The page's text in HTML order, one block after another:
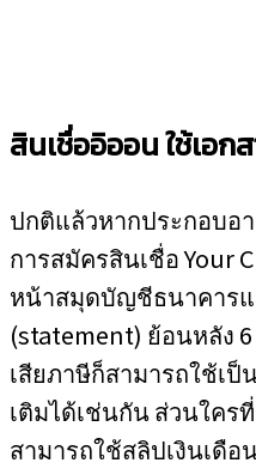
สินเชื่ออิออน ใช้เอก
ปกติแล้วหากประกอบอ
การสมัครสินเชื่อ Your
หน้าสมุดบัญชีธนาคาร
(statement) ย้อนหลัง
เสียภาษีก็สามารถใช้เ
เติมได้เช่นกัน ส่วนใคร
สามารถใช้สลิปเงินเดื